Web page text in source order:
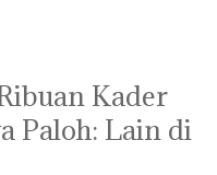
Kader
Paloh: Lain di